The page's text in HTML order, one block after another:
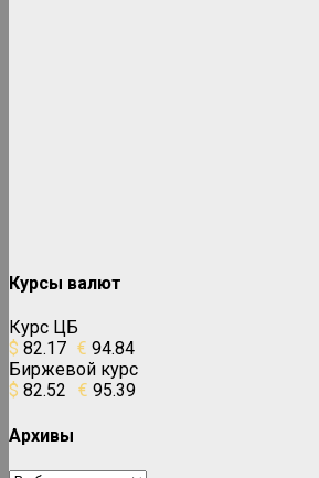
Курсы валют
Курс ЦБ
$ 82.17 € 94.84
Биржевой курс
$ 82.52 € 95.39
Архивы